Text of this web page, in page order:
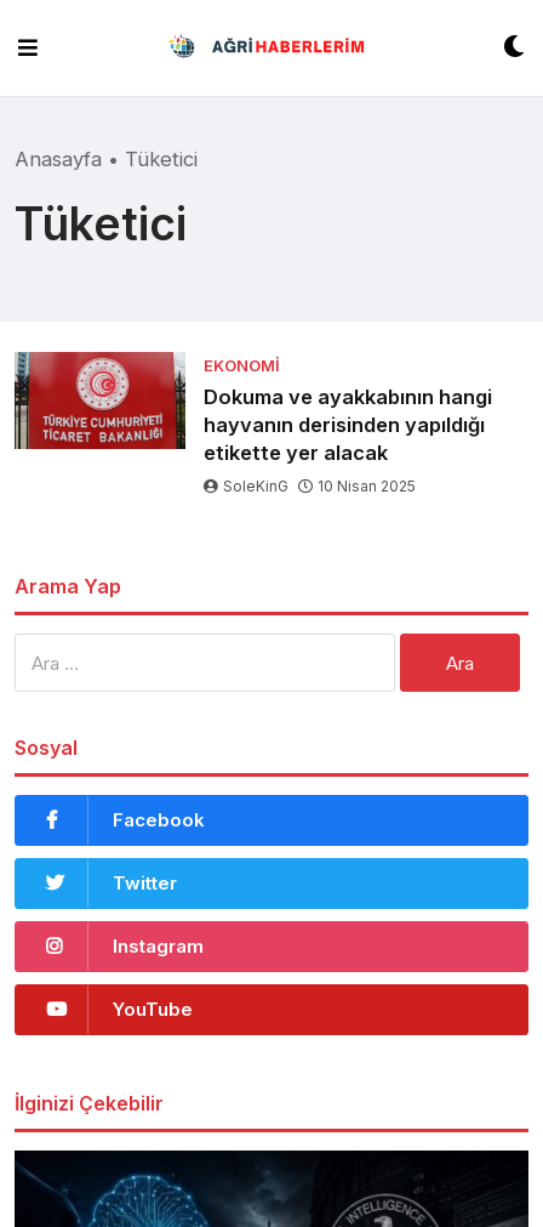
content
Anasayfa • Tüketici
Tüketici
EKONOMI
Dokuma ve ayakkabının hangi
hayvanın derisinden yapıldığı
etikette yer alacak
SoleKinG 10 Nisan 2025
Arama Yap
Sosyal
Facebook
Twitter
Instagram
YouTube
İlginizi Çekebilir